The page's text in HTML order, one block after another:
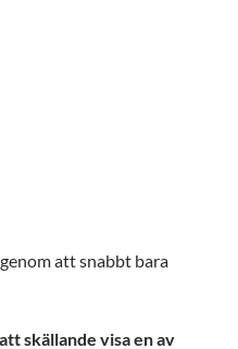
att snabbt bara
skällande visa en av